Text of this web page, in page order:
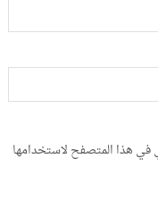
في هذا المتصفح لاستخدامها